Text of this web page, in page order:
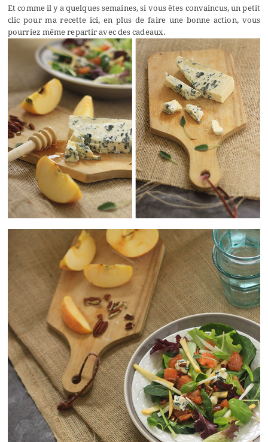
Et comme il y a quelques semaines, si vous êtes convaincus, un petit
clic pour ma recette ici, en plus de faire une bonne action, vous
pourriez même repartir avec des cadeaux.